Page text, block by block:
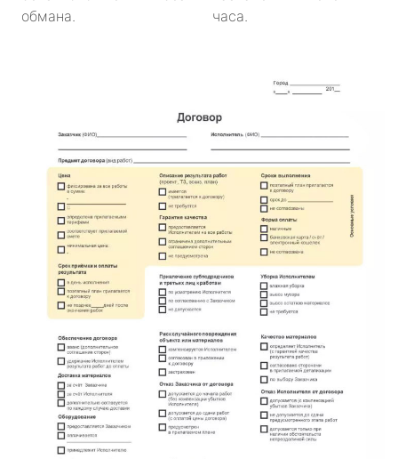
обмана.
часа.